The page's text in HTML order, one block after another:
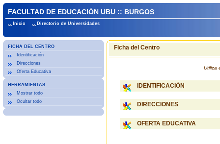
FACULTAD DE EDUCACIÓN UBU :: BURGOS
Inicio Directorio de Universidades
FICHA DEL CENTRO
Identificación
Direcciones
Oferta Educativa
HERRAMIENTAS
Mostrar todo
Ocultar todo
Ficha del Centro
Utiliza
IDENTIFICACIÓN
DIRECCIONES
OFERTA EDUCATIVA